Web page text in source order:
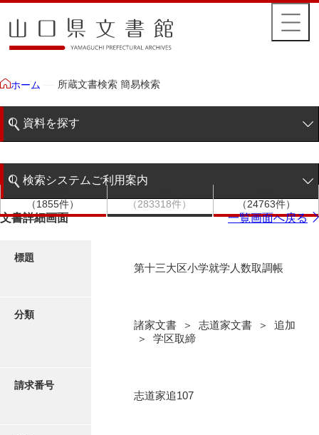
ホーム 所蔵文書検索 簡易検索
資料を探す
階層検索
写真・絵はがき
検索システムご利用案内
検索システムの利用について
（1855件）
（283318件）
（24763件）
文書詳細画面 一覧画面へ戻る
標題
第十三大区小学就学人数取調帳
分類
諸家文書 ＞ 志道家文書 ＞ 追加
＞ 学区取締
請求番号
志道家追107